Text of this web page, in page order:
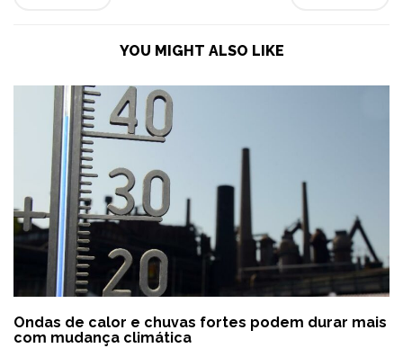
YOU MIGHT ALSO LIKE
Ondas de calor e chuvas fortes podem durar mais
com mudança climática